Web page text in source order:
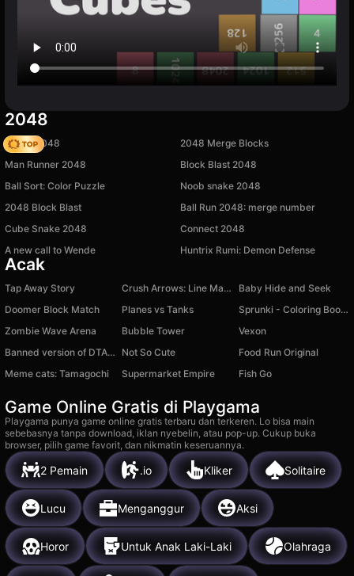
2048
Snake 2048
2048 Merge Blocks
Man Runner 2048
Block Blast 2048
Ball Sort: Color Puzzle
Noob snake 2048
2048 Block Blast
Ball Run 2048: merge number
Cube Snake 2048
Connect 2048
A new call to Wende
Huntrix Rumi: Demon Defense
Acak
Tap Away Story Crush Arrows: Line Maze
Baby Hide and Seek
Doomer Block Match
Planes vs Tanks
Sprunki - Coloring Book for Kids
Zombie Wave Arena
Bubble Tower
Vexon
Banned version of DTA 6
Not So Cute
Food Run Original
Meme cats: Tamagochi
Supermarket Empire Fish Go
Game Online Gratis di Playgama
Playgama punya game online gratis terbaru dan terkeren. Lo bisa main
sebebasnya tanpa download, iklan nyebelin, atau pop-up. Cukup buka
browser, pilih game favorit, dan nikmatin keseruannya.
2 Pemain .io Kliker Solitaire
Lucu Menganggur Aksi
Horor Untuk Anak Laki-Laki Olahraga